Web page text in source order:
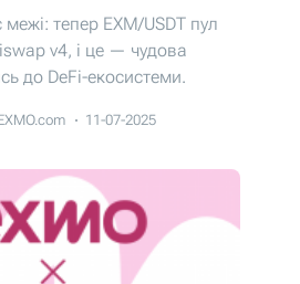
тепер EXM/USDT пул
v4, і це — чудова
до DeFi-екосистеми.
11-07-2025